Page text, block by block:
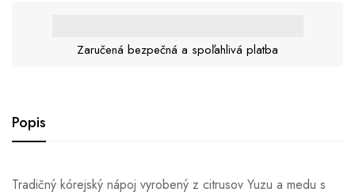
Zaručená bezpečná a spoľahlivá platba
Popis
Tradičný kórejský nápoj vyrobený z citrusov Yuzu a medu s